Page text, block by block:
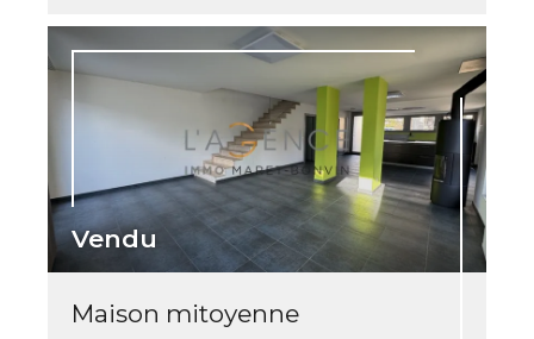
Vendu
Maison mitoyenne